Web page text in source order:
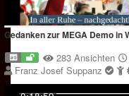
Gedanken zur MEGA Demo in
283 Ansichten
Franz Josef Suppanz